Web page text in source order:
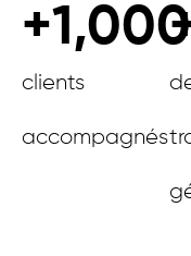
clients
accompagnés
+1,000